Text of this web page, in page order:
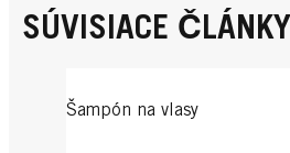
SÚVISIACE ČLÁNKY
Šampón na vlasy